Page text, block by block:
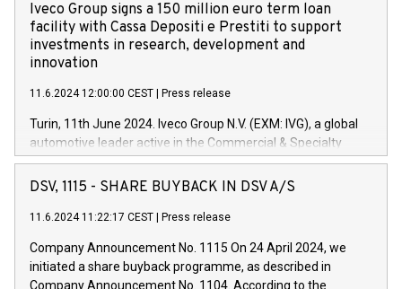
Iveco Group signs a 150 million euro term loan
facility with Cassa Depositi e Prestiti to support
investments in research, development and
innovation
11.6.2024 12:00:00 CEST Press release
Turin, 11th June 2024. Iveco Group N.V. (EXM: IVG), a global
automotive leader active in the Commercial & Specialty
Vehicles, Powertrain and related Financial Services arenas,
has successfully signed a term loan facility of 150 million
new projects in Italy dedicated to research, development and
by CDP, Iveco Group will develop innovative technologies and
architectures in the field of electric propulsion and further
DSV, 1115 - SHARE BUYBACK IN DSV A/S
11.6.2024 11:22:17 CEST Press release
Company Announcement No. 1115 On 24 April 2024, we
initiated a share buyback programme, as described in
Company Announcement No. 1104. According to the